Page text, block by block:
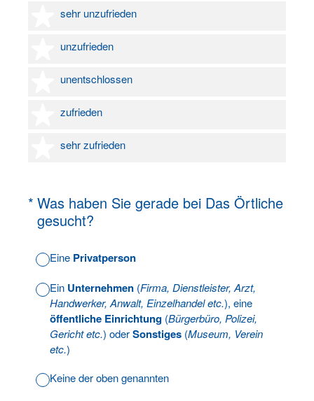
sehr unzufrieden
1 Stern
unzufrieden
2 Sterne
unentschlossen
3 Sterne
zufrieden
4 Sterne
sehr zufrieden
5 Sterne
* Was haben Sie gerade bei Das Örtliche
gesucht?
(Erforderlich.)
Eine Privatperson
Ein Unternehmen (Firma, Dienstleister, Arzt,
Handwerker, Anwalt, Einzelhandel etc.), eine
öffentliche Einrichtung (Bürgerbüro, Polizei,
Gericht etc.) oderSonstiges (Museum, Verein
etc.)
Keine der oben genannten